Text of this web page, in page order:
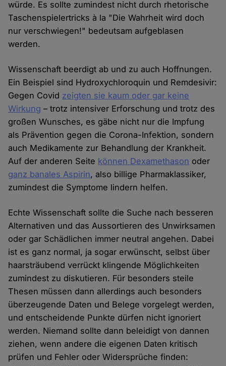
würde. Es sollte zumindest nicht durch rhetorische
Taschenspielertricks à la "Die Wahrheit wird doch
nur verschwiegen!" bedeutsam aufgeblasen
werden.
Wissenschaft beerdigt ab und zu auch Hoffnungen.
Ein Beispiel sind Hydroxychloroquin und Remdesivir:
Gegen Covid zeigten sie kaum oder gar keine
Wirkung – trotz intensiver Erforschung und trotz des
großen Wunsches, es gäbe nicht nur die Impfung
als Prävention gegen die Corona-Infektion, sondern
auch Medikamente zur Behandlung der Krankheit.
Auf der anderen Seite können Dexamethason oder
ganz banales Aspirin, also billige Pharmaklassiker,
zumindest die Symptome lindern helfen.
Echte Wissenschaft sollte die Suche nach besseren
Alternativen und das Aussortieren des Unwirksamen
oder gar Schädlichen immer neutral angehen. Dabei
ist es ganz normal, ja sogar erwünscht, selbst über
haarsträubend verrückt klingende Möglichkeiten
zumindest zu diskutieren. Für besonders steile
Thesen müssen dann allerdings auch besonders
überzeugende Daten und Belege vorgelegt werden,
und entscheidende Punkte dürfen nicht ignoriert
werden. Niemand sollte dann beleidigt von dannen
ziehen, wenn andere die eigenen Daten kritisch
prüfen und Fehler oder Widersprüche finden: